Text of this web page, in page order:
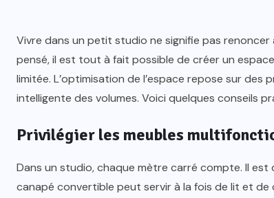
Vivre dans un petit studio ne signifie pas
pensé, il est tout à fait possible de créer un
limitée. L’optimisation de l’espace repose sur
intelligente des volumes. Voici quelques conseils
Privilégier les meubles
Dans un studio, chaque mètre carré compte. Il
canapé convertible peut servir à la fois de lit et